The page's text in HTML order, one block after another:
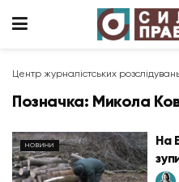
Центр журналістських
Позначка: Микола
НОВИНИ
На